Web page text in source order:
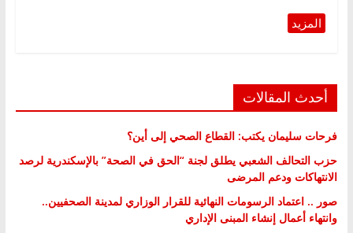
أحدث المقالات
فرحات سليمان يكتب: القطاع الصحي إلى أين؟
حزب التحالف الشعبي يطلق لجنة “الحق في الصحة” بالإسكندرية لرصد
الانتهاكات ودعم المرضى
صور .. اعتماد الرسومات النهائية للقرار الوزاري لمدينة الصحفيين..
وانتهاء أعمال إنشاء المبنى الإداري